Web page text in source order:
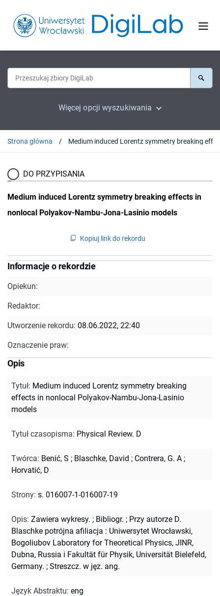
Więcej opcji wyszukiwania
Strona główna
DO PRZYPISANIA
Medium induced Lorentz symmetry breaking effects in
nonlocal Polyakov-Nambu-Jona-Lasinio models
Kopiuj link do rekordu
Informacje o rekordzie
Opiekun:
Redaktor:
Utworzenie rekordu: 08.06.2022, 22:40
Oznaczenie praw:
Opis
Tytuł: Medium induced Lorentz symmetry breaking
effects in nonlocal Polyakov-Nambu-Jona-Lasinio
models
Tytuł czasopisma: Physical Review. D
Twórca: Benić, S ; Blaschke, David ; Contrera, G. A ;
Horvatić, D
Strony: s. 016007-1-016007-19
Opis: Zawiera wykresy. ; Bibliogr. ; Przy autorze D.
Blaschke potrójna afiliacja : Uniwersytet Wrocławski,
Bogoliubov Laboratory for Theoretical Physics, JINR,
Dubna, Russia i Fakultät für Physik, Universität Bielefeld,
Germany. ; Streszcz. w jęz. ang.
Język Abstraktu: eng